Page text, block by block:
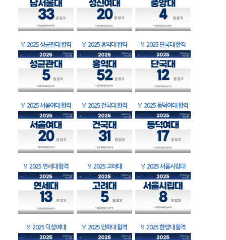
🏅 2025 성균관대 합격 🏅 2025 홍익대 합격 🏅 2025 단국대 합격
🏅 2025 서울여대 합격 🏅 2025 건국대 합격 🏅 2025 동덕여대 합격
🏅 2025 연세대 합격 🏅 2025 고려대 🏅 2025 서울시립대
🏅 2025 덕성여대 🏅 2025 인하대 합격 🏅 2025 한양대 합격